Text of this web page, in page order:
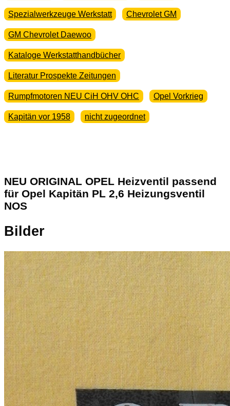
Spezialwerkzeuge Werkstatt Chevrolet GM
GM Chevrolet Daewoo
Kataloge Werkstatthandbücher
Literatur Prospekte Zeitungen
Rumpfmotoren NEU CiH OHV OHC Opel Vorkrieg
Kapitän vor 1958 nicht zugeordnet
NEU ORIGINAL OPEL Heizventil passend
für Opel Kapitän PL 2,6 Heizungsventil
NOS
Bilder